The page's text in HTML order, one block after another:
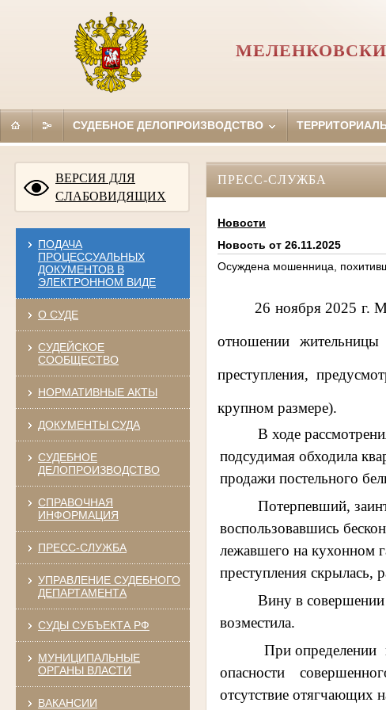
СУДЕБНОЕ ДЕЛОПРОИЗВОДСТВО
ВЕРСИЯ ДЛЯ
СЛАБОВИДЯЩИХ
ПОДАЧА
ПРОЦЕССУАЛЬНЫХ
ДОКУМЕНТОВ В
ЭЛЕКТРОННОМ ВИДЕ
О СУДЕ
СУДЕЙСКОЕ
СООБЩЕСТВО
НОРМАТИВНЫЕ АКТЫ
ДОКУМЕНТЫ СУДА
СУДЕБНОЕ
ДЕЛОПРОИЗВОДСТВО
СПРАВОЧНАЯ
ИНФОРМАЦИЯ
ПРЕСС-СЛУЖБА
УПРАВЛЕНИЕ СУДЕБНОГО
ДЕПАРТАМЕНТА
СУДЫ СУБЪЕКТА РФ
МУНИЦИПАЛЬНЫЕ
ОРГАНЫ ВЛАСТИ
ВАКАНСИИ
ПРЕСС-СЛУЖБА
Новости
Новость от 26.11.2025
Осуждена мошенница,
26 ноября 2025 г.
отношении
преступления,
крупном размере).
В ходе
подсудимая обходила
продажи постельного
Потерпевший,
воспользовавшись
лежавшего на кухонном
преступления скрылась,
Вину в
возместила.
При определении
опасности
отсутствие отягчающих